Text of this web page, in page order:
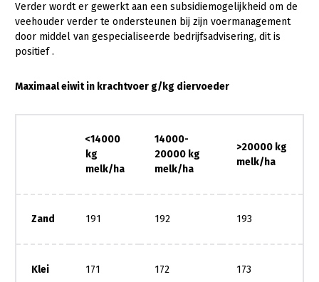
Medewerkers
Vakgroepbestuurders
Vacatures
Pers
Verder wordt er gewerkt aan een subsidiemogelijkheid om de
veehouder verder te ondersteunen bij zijn voermanagement
door middel van gespecialiseerde bedrijfsadvisering, dit is
positief .
Maximaal eiwit in krachtvoer g/kg diervoeder
<14000
kg
melk/ha
14000-
20000 kg
melk/ha
>20000 kg
melk/ha
Zand 191 192 193
Klei 171 172 173